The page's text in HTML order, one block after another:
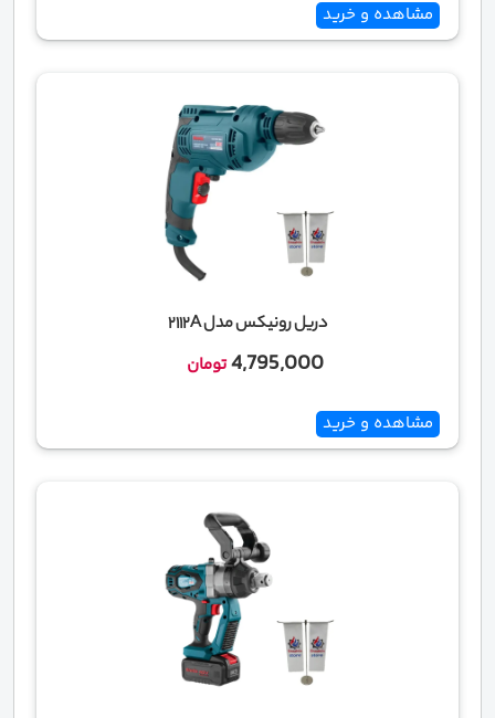
مشاهده و خرید
دریل رونیکس مدل 2112A
4,795,000تومان
مشاهده و خرید